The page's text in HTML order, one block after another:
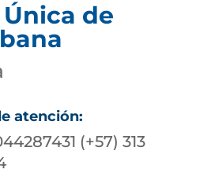
de
atención:
(+57) 313